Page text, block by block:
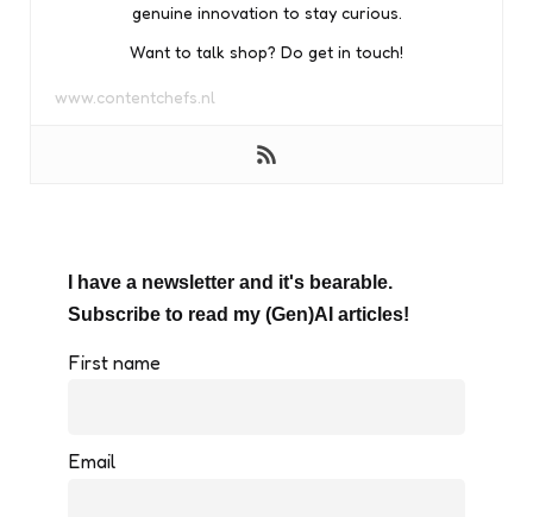
genuine innovation to stay curious.
Want to talk shop? Do get in touch!
www.contentchefs.nl
I have a newsletter and it's bearable.
Subscribe to read my (Gen)AI articles!
First name
Email